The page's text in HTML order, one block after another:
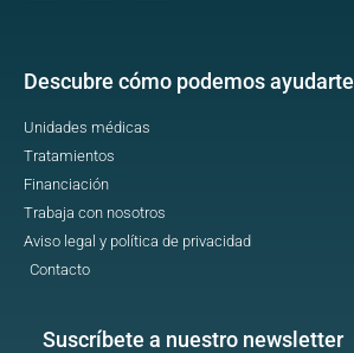
Descubre cómo podemos ayudarte
Unidades médicas
Tratamientos
Financiación
Trabaja con nosotros
Aviso legal y política de privacidad
Contacto
Suscríbete a nuestro newsletter